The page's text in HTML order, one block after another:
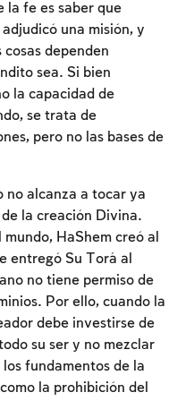
la fe es saber que
una misión, y
dependen
sea. Si bien
la capacidad de
se trata de
pero no las bases de
no alcanza a tocar ya
la creación Divina.
HaShem creó al
entregó Su Torá al
no tiene permiso de
Por ello, cuando la
debe investirse de
su ser y no mezclar
fundamentos de la
la prohibición del